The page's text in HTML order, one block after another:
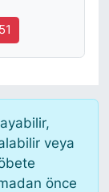
veya
önce